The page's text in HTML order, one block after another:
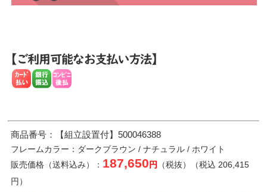
商品番号：【組立設置付】500046388
フレームカラー：ダークブラウン / ナチュラル / ホワイト
販売価格（送料込み）： 187,650円 （税抜）（税込 206,415
円）